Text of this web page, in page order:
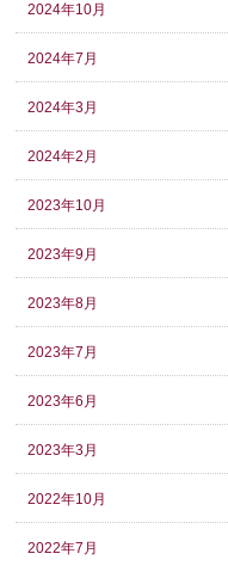
2024年10月
2024年7月
2024年3月
2024年2月
2023年10月
2023年9月
2023年8月
2023年7月
2023年6月
2023年3月
2022年10月
2022年7月